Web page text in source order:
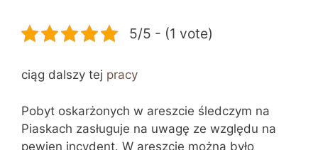
5/5 - (1 vote)
ciąg dalszy tej pracy
Pobyt oskarżonych w areszcie śledczym na
Piaskach zasługuje na uwagę ze względu na
pewien incydent. W areszcie można było